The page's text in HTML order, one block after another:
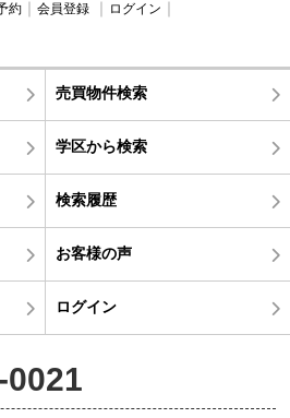
約 会員登録
ログイン
売買物件検索
学区から検索
検索履歴
お客様の声
ログイン
0021